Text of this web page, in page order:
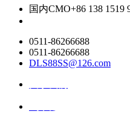
国内CMO+86 138 1519
0511-86266688
0511-86266688
DLS88SS@126.com